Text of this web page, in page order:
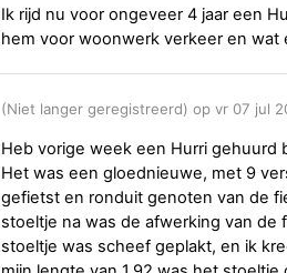
Ik rijd nu voor ongeveer 4 jaar een
hem voor woonwerk verkeer en
(Niet langer geregistreerd) op vr 07 jul
Heb vorige week een Hurri gehuurd
Het was een gloednieuwe, met 9
gefietst en ronduit genoten van de
stoeltje na was de afwerking van
stoeltje was scheef geplakt, en ik